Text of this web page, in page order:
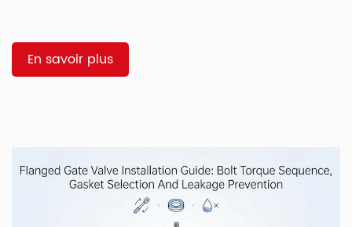
Couple, diamètre de la vanne, pression de service,
alimentation électrique et sécurité intégrée sont autant de
facteurs interdépendants. Une seule erreur et la panne se
En savoir plus